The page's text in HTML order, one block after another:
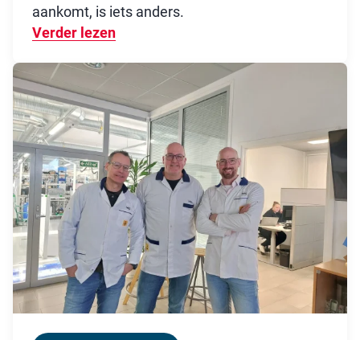
aankomt, is iets anders.
Verder lezen